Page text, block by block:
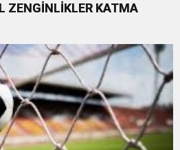
ZENGİNLİKLER KATMA